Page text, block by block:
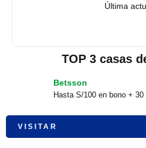
Última
TOP 3 casas
Betsson
Hasta S/100 en bono + 30
VISITAR